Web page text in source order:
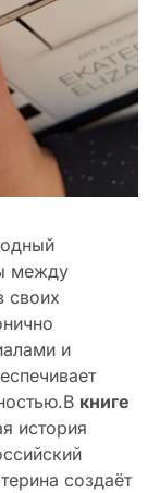
между
своих
и
книге
история
создаёт